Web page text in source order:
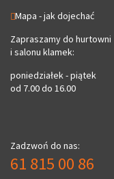
Mapa - jak dojechać
Zapraszamy do hurtowni
i salonu klamek:
poniedziałek - piątek
od 7.00 do 16.00
Zadzwoń do nas:
61 815 00 86